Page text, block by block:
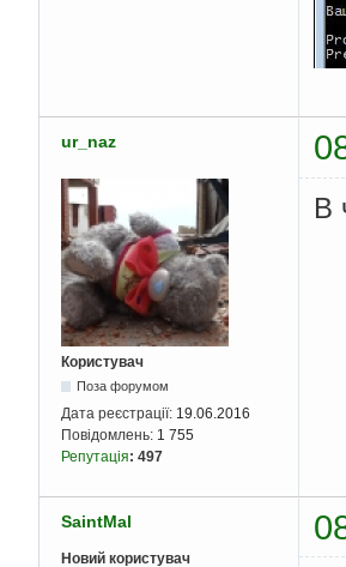
ur_naz
Користувач
Поза форумом
Дата реєстрації: 19.06.2016
Повідомлень: 1 755
Репутація: 497
В
SaintMal
Новий користувач